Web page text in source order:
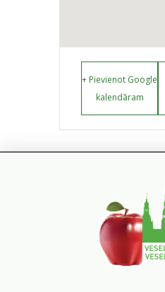
+ Pievienot Google
kalendāram